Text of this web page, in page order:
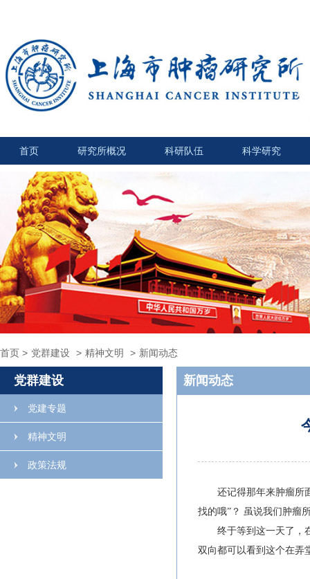
首页 研究所概况 科研队伍 科学研究
首页 > 党群建设 > 精神文明 > 新闻动态
党群建设
党建专题
精神文明
政策法规
新闻动态
还记得那年来肿瘤所
找的哦”？ 虽说我们肿瘤
终于等到这一天了，
双向都可以看到这个在弄